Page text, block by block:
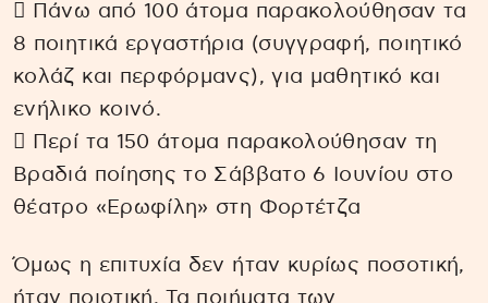
 Πάνω από 100 άτομα παρακολούθησαν τα
8 ποιητικά εργαστήρια (συγγραφή, ποιητικό
κολάζ και περφόρμανς), για μαθητικό και
ενήλικο κοινό.
 Περί τα 150 άτομα παρακολούθησαν τη
Βραδιά ποίησης το Σάββατο 6 Ιουνίου στο
θέατρο «Ερωφίλη» στη Φορτέτζα
Όμως η επιτυχία δεν ήταν κυρίως ποσοτική,
ήταν ποιοτική. Τα ποιήματα των